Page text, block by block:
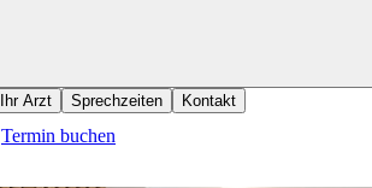
Ihr Arzt Sprechzeiten Kontakt
Termin buchen